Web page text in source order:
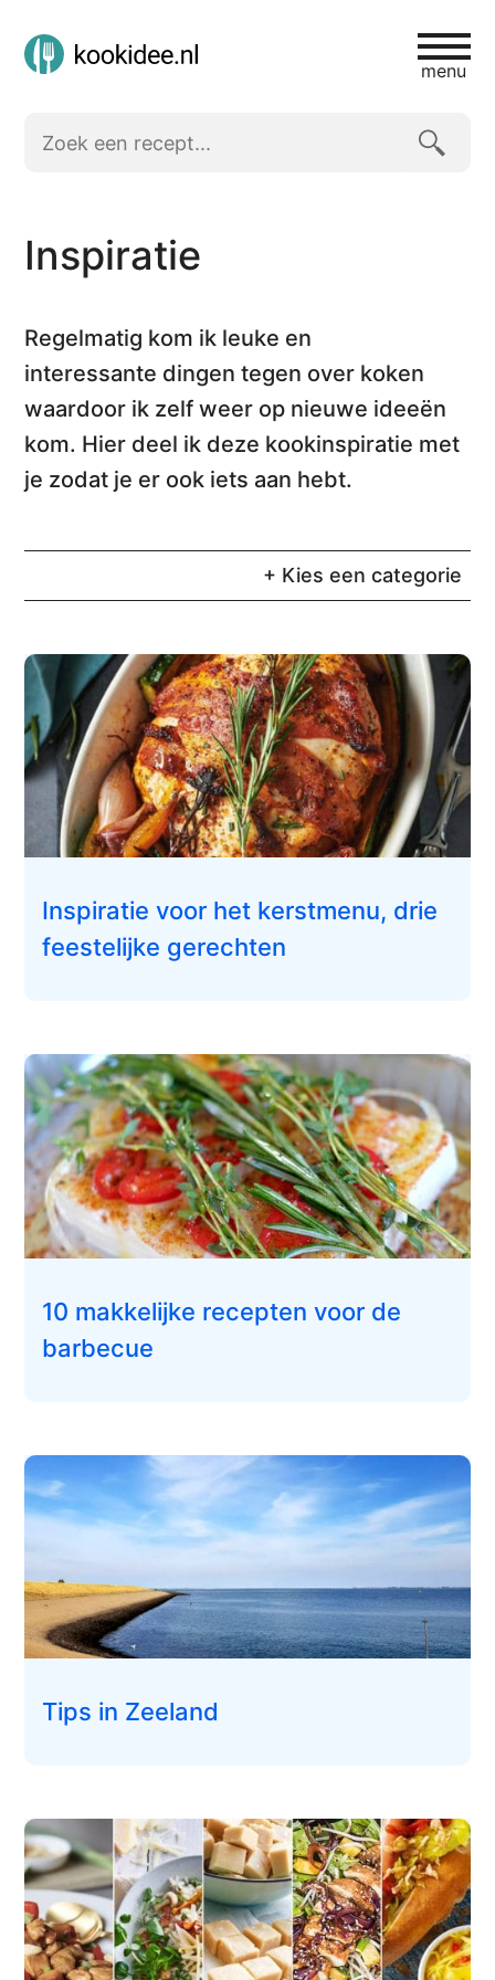
menu
Inspiratie
Regelmatig kom ik leuke en
interessante dingen tegen over koken
waardoor ik zelf weer op nieuwe ideeën
kom. Hier deel ik deze kookinspiratie met
je zodat je er ook iets aan hebt.
+ Kies een categorie
Inspiratie voor het kerstmenu, drie
feestelijke gerechten
10 makkelijke recepten voor de
barbecue
Tips in Zeeland